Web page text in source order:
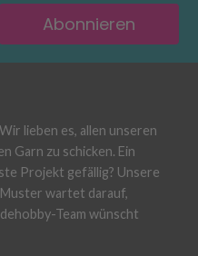
Abonnieren
lieben es, allen unseren
Garn zu schicken. Ein
Projekt gefällig? Unsere
wartet darauf,
Team wünscht